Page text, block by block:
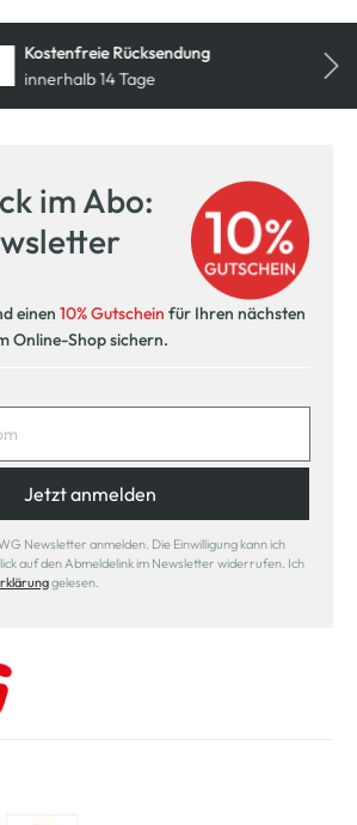
Kostenfreie Rücksendung
innerhalb 14 Tage
im Abo:
einen 10% Gutschein für Ihren nächsten
Online-Shop sichern.
Jetzt anmelden
Newsletter anmelden. Die Einwilligung kann ich
auf den Abmeldelink im Newsletter widerrufen. Ich
gelesen.